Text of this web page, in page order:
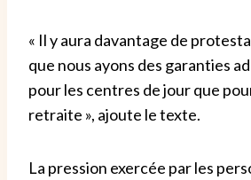
« Il y aura davantage de
que nous ayons des garanties
pour les centres de jour que
retraite », ajoute le texte.
La pression exercée par les